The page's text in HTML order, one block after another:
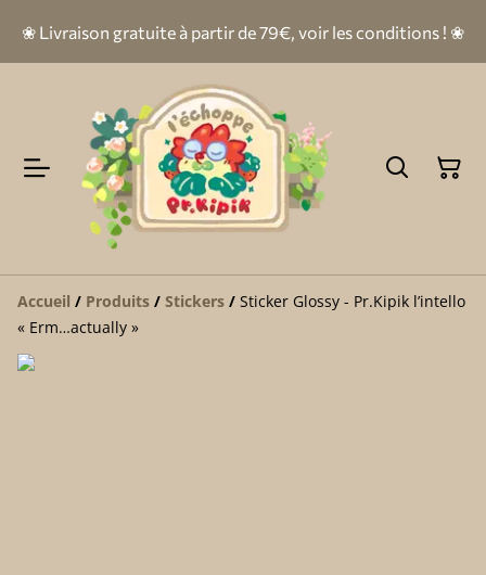
❀ Livraison gratuite à partir de 79€, voir les conditions ! ❀
Accueil / Produits / Stickers / Sticker Glossy - Pr.Kipik l’intello
« Erm…actually »